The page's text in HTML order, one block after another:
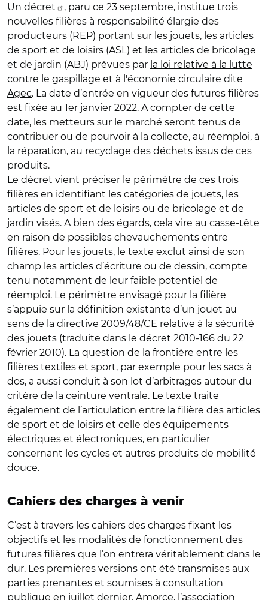
Un décret
, paru ce 23 septembre, institue trois
nouvelles filières à responsabilité élargie des
producteurs (REP) portant sur les jouets, les articles
de sport et de loisirs (ASL) et les articles de bricolage
et de jardin (ABJ) prévues par la loi relative à la lutte
contre le gaspillage et à l'économie circulaire dite
Agec. La date d’entrée en vigueur des futures filières
est fixée au 1er janvier 2022. A compter de cette
date, les metteurs sur le marché seront tenus de
contribuer ou de pourvoir à la collecte, au réemploi, à
la réparation, au recyclage des déchets issus de ces
produits.
Le décret vient préciser le périmètre de ces trois
filières en identifiant les catégories de jouets, les
articles de sport et de loisirs ou de bricolage et de
jardin visés. A bien des égards, cela vire au casse-tête
en raison de possibles chevauchements entre
filières. Pour les jouets, le texte exclut ainsi de son
champ les articles d’écriture ou de dessin, compte
tenu notamment de leur faible potentiel de
réemploi. Le périmètre envisagé pour la filière
s’appuie sur la définition existante d’un jouet au
sens de la directive 2009/48/CE relative à la sécurité
des jouets (traduite dans le décret 2010-166 du 22
février 2010). La question de la frontière entre les
filières textiles et sport, par exemple pour les sacs à
dos, a aussi conduit à son lot d’arbitrages autour du
critère de la ceinture ventrale. Le texte traite
également de l’articulation entre la filière des articles
de sport et de loisirs et celle des équipements
électriques et électroniques, en particulier
concernant les cycles et autres produits de mobilité
douce.
Cahiers des charges à venir
C’est à travers les cahiers des charges fixant les
objectifs et les modalités de fonctionnement des
futures filières que l’on entrera véritablement dans le
dur. Les premières versions ont été transmises aux
parties prenantes et soumises à consultation
publique en juillet dernier. Amorce, l’association